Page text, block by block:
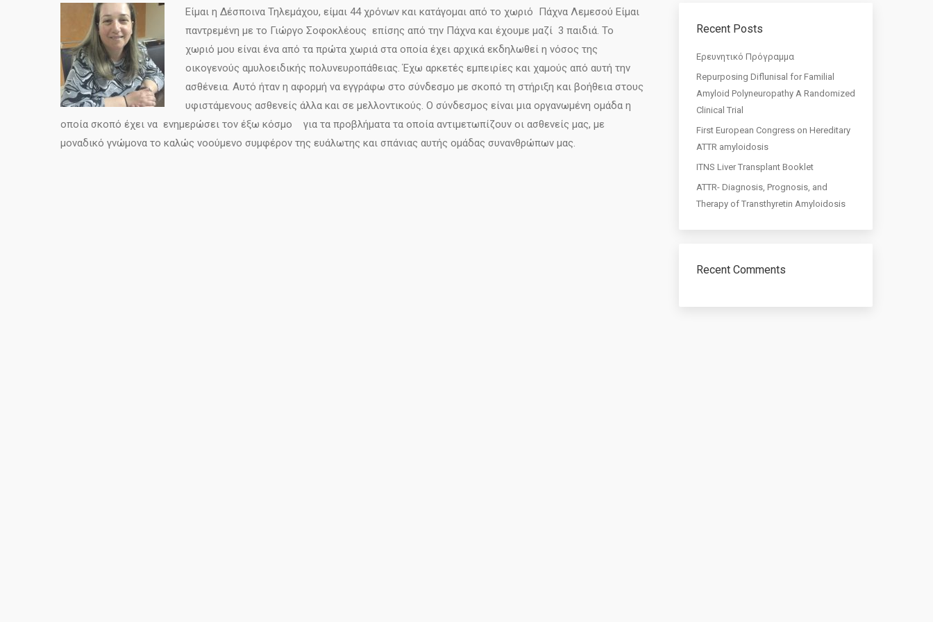
Είμαι η Δέσποινα Τηλεμάχου, είμαι 44 χρόνων και κατάγομαι από το χωριό Πάχνα Λεμεσού Είμαι
παντρεμένη με το Γιώργο Σοφοκλέους επίσης από την Πάχνα και έχουμε μαζί 3 παιδιά. Το
χωριό μου είναι ένα από τα πρώτα χωριά στα οποία έχει αρχικά εκδηλωθεί η νόσος της
οικογενούς αμυλοειδικής πολυνευροπάθειας. Έχω αρκετές εμπειρίες και χαμούς από αυτή την
ασθένεια. Αυτό ήταν η αφορμή να εγγράφω στο σύνδεσμο με σκοπό τη στήριξη και βοήθεια στους
υφιστάμενους ασθενείς άλλα και σε μελλοντικούς. Ο σύνδεσμος είναι μια οργανωμένη ομάδα η
οποία σκοπό έχει να ενημερώσει τον έξω κόσμο για τα προβλήματα τα οποία αντιμετωπίζουν οι ασθενείς μας, με
μοναδικό γνώμονα το καλώς νοούμενο συμφέρον της ευάλωτης και σπάνιας αυτής ομάδας συνανθρώπων μας.
Recent Posts
Eρευνητικό Πρόγραμμα
Repurposing Diflunisal for Familial
Amyloid Polyneuropathy A Randomized
Clinical Trial
First European Congress on Hereditary
ATTR amyloidosis
ITNS Liver Transplant Booklet
ATTR- Diagnosis, Prognosis, and
Therapy of Transthyretin Amyloidosis
Recent Comments